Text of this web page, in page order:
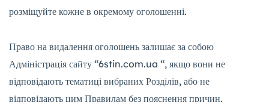
розміщуйте кожне в окремому оголошенні.
Право на видалення оголошень залишає за собою
Адміністрація сайту “6stin.com.ua “, якщо вони не
відповідають тематиці вибраних Розділів, або не
відповідають цим Правилам без пояснення причин.